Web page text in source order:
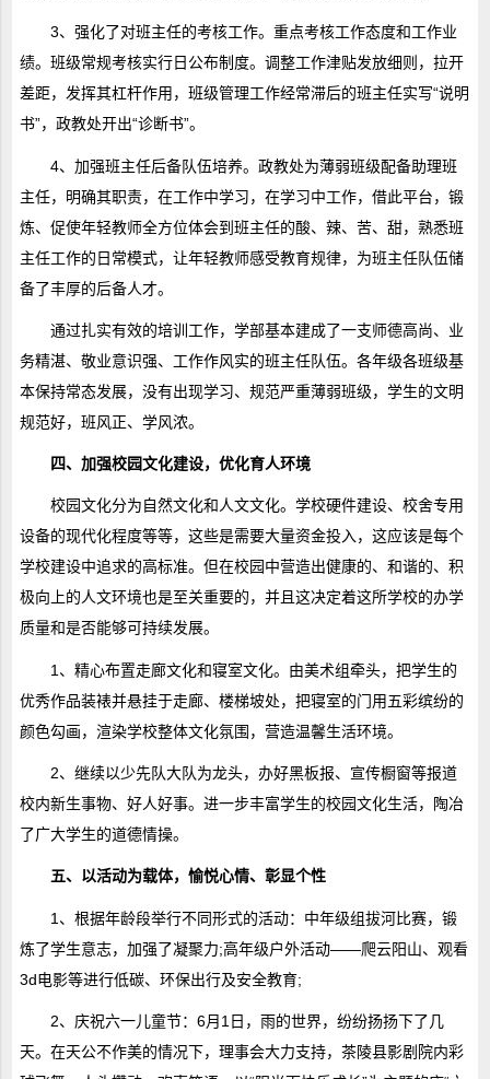
3、强化了对班主任的考核工作。重点考核工作态度和工作业
绩。班级常规考核实行日公布制度。调整工作津贴发放细则，拉开
差距，发挥其杠杆作用，班级管理工作经常滞后的班主任实写“说明
书”，政教处开出“诊断书”。
4、加强班主任后备队伍培养。政教处为薄弱班级配备助理班
主任，明确其职责，在工作中学习，在学习中工作，借此平台，锻
炼、促使年轻教师全方位体会到班主任的酸、辣、苦、甜，熟悉班
主任工作的日常模式，让年轻教师感受教育规律，为班主任队伍储
备了丰厚的后备人才。
通过扎实有效的培训工作，学部基本建成了一支师德高尚、业
务精湛、敬业意识强、工作作风实的班主任队伍。各年级各班级基
本保持常态发展，没有出现学习、规范严重薄弱班级，学生的文明
规范好，班风正、学风浓。
四、加强校园文化建设，优化育人环境
校园文化分为自然文化和人文文化。学校硬件建设、校舍专用
设备的现代化程度等等，这些是需要大量资金投入，这应该是每个
学校建设中追求的高标准。但在校园中营造出健康的、和谐的、积
极向上的人文环境也是至关重要的，并且这决定着这所学校的办学
质量和是否能够可持续发展。
1、精心布置走廊文化和寝室文化。由美术组牵头，把学生的
优秀作品装裱并悬挂于走廊、楼梯坡处，把寝室的门用五彩缤纷的
颜色勾画，渲染学校整体文化氛围，营造温馨生活环境。
2、继续以少先队大队为龙头，办好黑板报、宣传橱窗等报道
校内新生事物、好人好事。进一步丰富学生的校园文化生活，陶冶
了广大学生的道德情操。
五、以活动为载体，愉悦心情、彰显个性
1、根据年龄段举行不同形式的活动：中年级组拔河比赛，锻
炼了学生意志，加强了凝聚力;高年级户外活动——爬云阳山、观看
3d电影等进行低碳、环保出行及安全教育;
2、庆祝六一儿童节：6月1日，雨的世界，纷纷扬扬下了几
天。在天公不作美的情况下，理事会大力支持，茶陵县影剧院内彩